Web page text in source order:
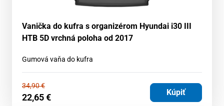
Vanička do kufra s organizérom Hyundai i30 III
HTB 5D vrchná poloha od 2017
Gumová vaňa do kufra
34,90€
22,65€ Kúpiť